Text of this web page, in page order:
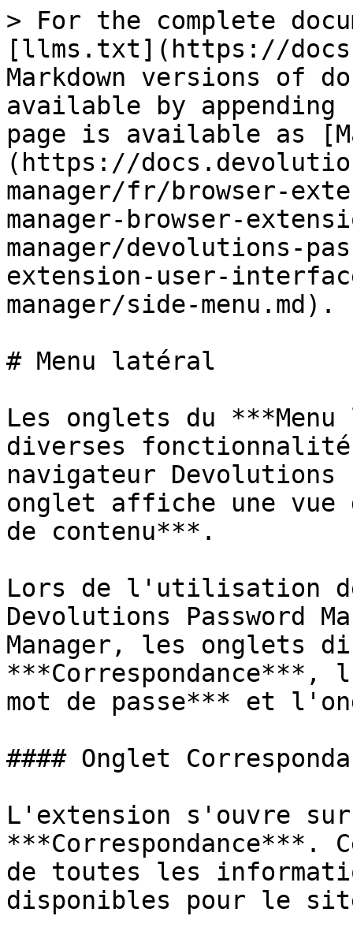
> For the complete
[llms.txt](https://
Markdown versions of
available by
page is available as
(https://
manager/fr/browser-
manager-browser-
manager/devolutions-
extension-user-
manager/side-menu.md).
# Menu latéral
Les onglets du
diverses
navigateur Devolutions
onglet affiche une
de contenu***.
Lors de l'utilisation
Devolutions Password
Manager, les onglets
***Correspondance***,
mot de passe*** et
#### Onglet
L'extension s'ouvre
de toutes les
disponibles pour le